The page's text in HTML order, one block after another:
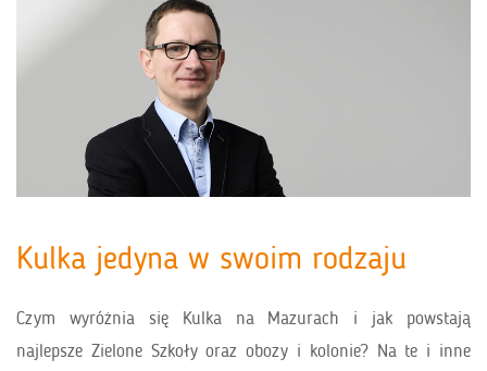
Kulka jedyna w swoim rodzaju
Czym wyróżnia się Kulka na Mazurach i jak powstają
najlepsze Zielone Szkoły oraz obozy i kolonie? Na te i inne